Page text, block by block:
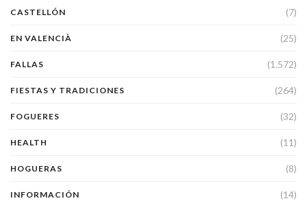
CASTELLÓN (7)
EN VALENCIÀ (25)
FALLAS (1.572)
FIESTAS Y TRADICIONES (264)
FOGUERES (32)
HEALTH (11)
HOGUERAS (8)
INFORMACIÓN (14)